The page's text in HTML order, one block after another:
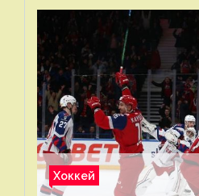
Хоккей